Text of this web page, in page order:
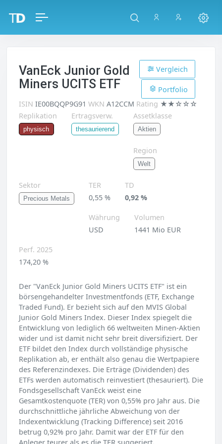
VanEck Junior Gold
Miners UCITS ETF
Vergleich
Portfolio
ISIN IE00BQQP9G91 WKN A12CCM Rating ★★☆☆☆
Replikation
physisch
Ertragsverw.
thesaurierend
Assetklasse
Aktien
Region
Welt
Sektor
Precious Metals
TER
0,55 %
TD
0,92 %
Währung
USD
Volumen
1441 Mio EUR
Perf. 2025
174,20 %
Der "VanEck Junior Gold Miners UCITS ETF" ist ein
börsengehandelter Investmentfonds (ETF, Exchange
Traded Fund). Er bezieht sich auf den MVIS Global
Junior Gold Miners Index. Dieser Index spiegelt die
Entwicklung von lediglich 66 weltweiten Minen-Aktien
wider und ist damit nicht sehr breit diversifiziert. Der
ETF bildet den Index durch vollständige physische
Replikation ab, er enthält also genau die Wertpapiere
des Referenzindexes. Die Erträge (Dividenden) des
ETFs werden automatisch reinvestiert (thesauriert). Die
Fondsgesellschaft VanEck weist eine
Gesamtkostenquote (TER) von 0,55% pro Jahr aus. Die
durchschnittliche jährliche Abweichung von der
Indexentwicklung (Tracking Difference) seit 2016
betrug 0,92% pro Jahr. Damit war der ETF für den